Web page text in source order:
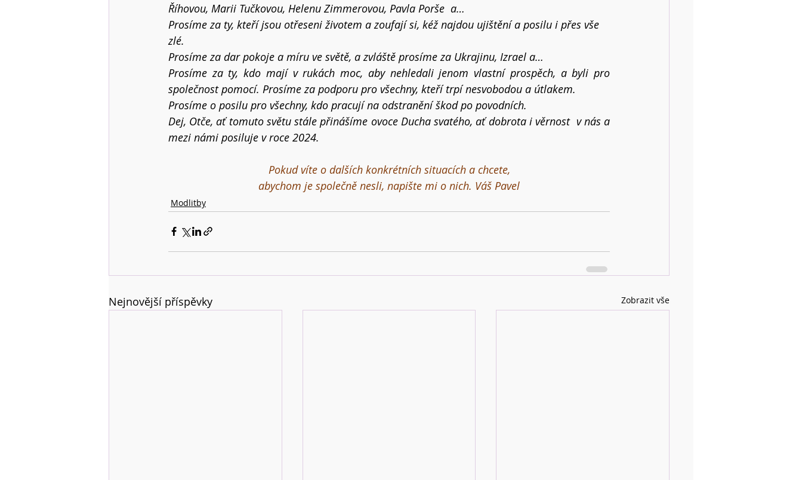
Říhovou, Marii Tučkovou, Helenu Zimmerovou, Pavla Porše  a…
Prosíme za ty, kteří jsou otřeseni životem a zoufají si, kéž najdou ujištění a posilu i přes vše
zlé.
Prosíme za dar pokoje a míru ve světě, a zvláště prosíme za Ukrajinu, Izrael a…
Prosíme za ty, kdo mají v rukách moc, aby nehledali jenom vlastní prospěch, a byli pro
společnost pomocí. Prosíme za podporu pro všechny, kteří trpí nesvobodou a útlakem.
Prosíme o posilu pro všechny, kdo pracují na odstranění škod po povodních.
Dej, Otče, ať tomuto světu stále přinášíme ovoce Ducha svatého, ať dobrota i věrnost  v nás a
mezi námi posiluje v roce 2024.
Pokud víte o dalších konkrétních situacích a chcete,
abychom je společně nesli, napište mi o nich. Váš Pavel
Modlitby
Nejnovější příspěvky Zobrazit vše